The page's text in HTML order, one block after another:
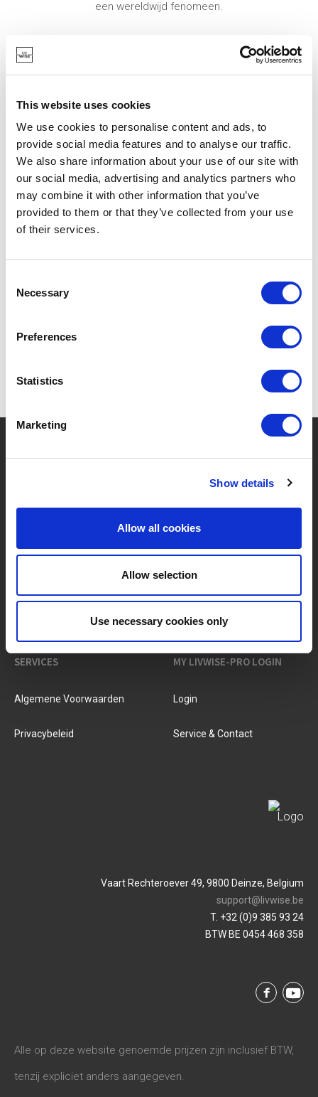
This website uses cookies
We use cookies to personalise content and ads, to
provide social media features and to analyse our traffic.
We also share information about your use of our site with
our social media, advertising and analytics partners who
may combine it with other information that you’ve
provided to them or that they’ve collected from your use
of their services.
Selection
Necessary
Preferences
Statistics
Marketing
Show details
Allow all cookies
Allow selection
Use necessary cookies only
een wereldwijd fenomeen.
De Sistema containers worden alom gebruikt en
schikken zich naar elke levensstijl: van collecties vol
een uitgebreide microwave serie tot voorraad- en
Een uitgebreid gamma herkenbaar aan de
karakteristieke Sistema® vergrendelclips, stapelbaar
en van een duurzame kwaliteit.
De hele Sistema® collectie is bovendien vaatwasser-,
MERKEN & PRODUCTEN
Merken
Nieuwe Producten
OVER LIVWISE
Over Ons
Vacatures
SERVICES
Algemene Voorwaarden
Privacybeleid
MY LIVWISE-PRO LOGIN
Login
Service & Contact
Vaart Rechteroever 49, 9800 Deinze, Belgium
support@livwise.be
T. +32 (0)9 385 93 24
BTW BE 0454 468 358
Alle op deze website genoemde prijzen zijn inclusief BTW,
tenzij expliciet anders aangegeven.